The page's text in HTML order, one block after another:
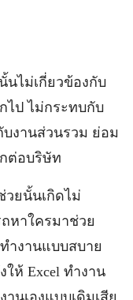
ไม่เกี่ยวข้องกับ
ป ไม่กระทบกับ
งานส่วนรวม ย่อม
ต่อบริษัท
วยนั้นเกิดไม่
หาใครมาช่วย
ำงานแบบสบาย
ห้ Excel ทำงาน
นเองแบบเดิมเสีย